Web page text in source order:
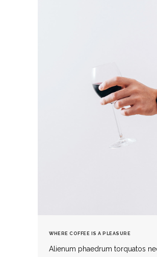
WHERE COFFEE IS A PLEASURE
Alienum phaedrum torquatos